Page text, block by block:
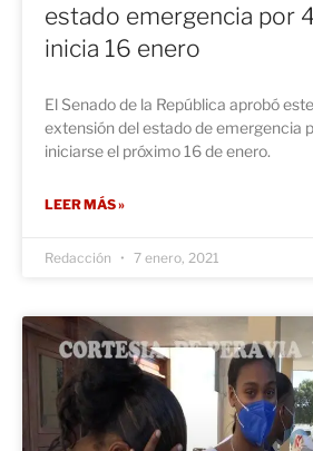
estado emergencia por
inicia 16 enero
El Senado de la República aprobó
extensión del estado de emergencia
iniciarse el próximo 16 de enero.
LEER MÁS »
Redacción 7 enero, 2021